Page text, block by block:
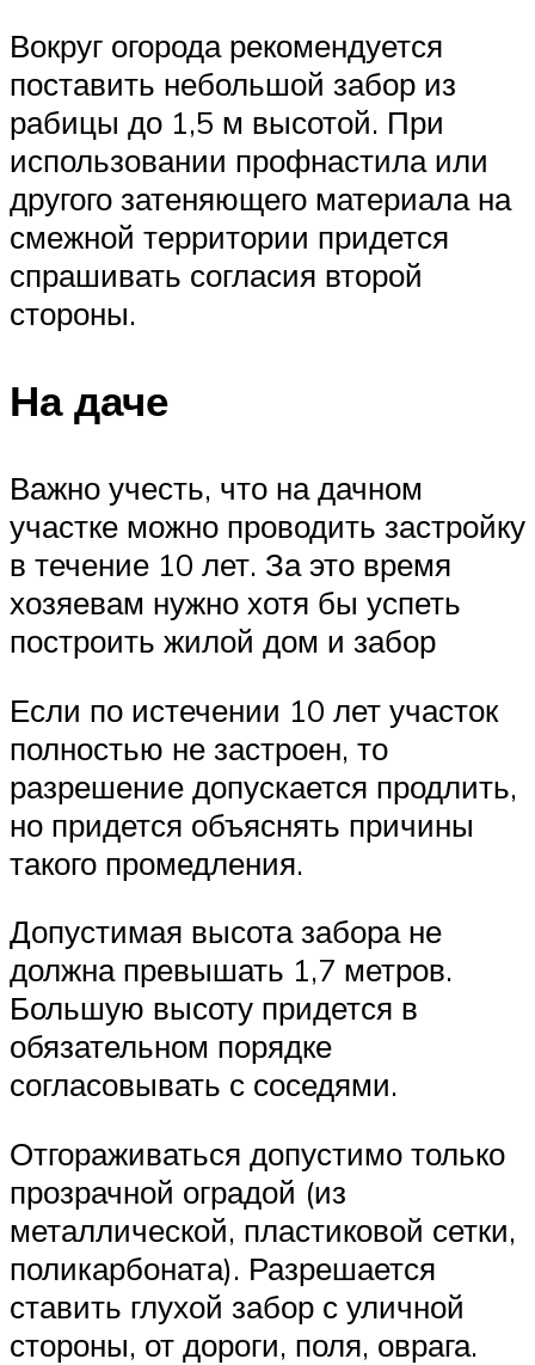
Вокруг огорода рекомендуется
поставить небольшой забор из
рабицы до 1,5 м высотой. При
использовании профнастила или
другого затеняющего материала на
смежной территории придется
спрашивать согласия второй
стороны.
На даче
Важно учесть, что на дачном
участке можно проводить застройку
в течение 10 лет. За это время
хозяевам нужно хотя бы успеть
построить жилой дом и забор
Если по истечении 10 лет участок
полностью не застроен, то
разрешение допускается продлить,
но придется объяснять причины
такого промедления.
Допустимая высота забора не
должна превышать 1,7 метров.
Большую высоту придется в
обязательном порядке
согласовывать с соседями.
Отгораживаться допустимо только
прозрачной оградой (из
металлической, пластиковой сетки,
поликарбоната). Разрешается
ставить глухой забор с уличной
стороны, от дороги, поля, оврага.